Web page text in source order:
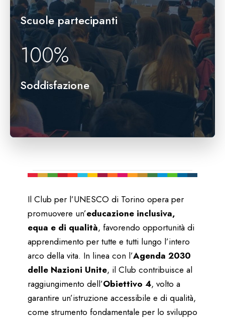
Scuole partecipanti
100%
Soddisfazione
Il Club per l’UNESCO di Torino opera per
promuovere un’educazione inclusiva,
equa e di qualità, favorendo opportunità di
apprendimento per tutte e tutti lungo l’intero
arco della vita. In linea con l’Agenda 2030
delle Nazioni Unite, il Club contribuisce al
raggiungimento dell’Obiettivo 4, volto a
garantire un’istruzione accessibile e di qualità,
come strumento fondamentale per lo sviluppo